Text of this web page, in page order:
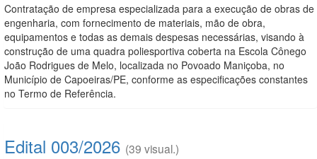
Contratação de empresa especializada para a execução de obras de
engenharia, com fornecimento de materiais, mão de obra,
equipamentos e todas as demais despesas necessárias, visando à
construção de uma quadra poliesportiva coberta na Escola Cônego
João Rodrigues de Melo, localizada no Povoado Maniçoba, no
Município de Capoeiras/PE, conforme as especificações constantes
no Termo de Referência.
Edital 003/2026 (39 visual.)